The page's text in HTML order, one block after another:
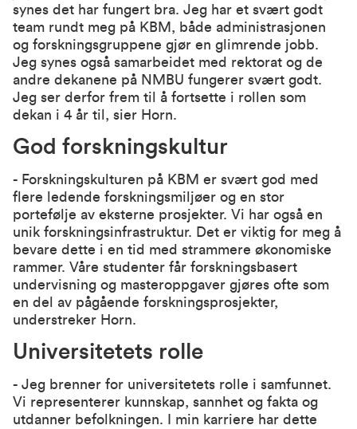
synes det har fungert bra. Jeg har et svært godt
team rundt meg på KBM, både administrasjonen
og forskningsgruppene gjør en glimrende jobb.
Jeg synes også samarbeidet med rektorat og de
andre dekanene på NMBU fungerer svært godt.
Jeg ser derfor frem til å fortsette i rollen som
dekan i 4 år til, sier Horn.
God forskningskultur
- Forskningskulturen på KBM er svært god med
flere ledende forskningsmiljøer og en stor
portefølje av eksterne prosjekter. Vi har også en
unik forskningsinfrastruktur. Det er viktig for meg å
bevare dette i en tid med strammere økonomiske
rammer. Våre studenter får forskningsbasert
undervisning og masteroppgaver gjøres ofte som
en del av pågående forskningsprosjekter,
understreker Horn.
Universitetets rolle
- Jeg brenner for universitetets rolle i samfunnet.
Vi representerer kunnskap, sannhet og fakta og
utdanner befolkningen. I min karriere har dette